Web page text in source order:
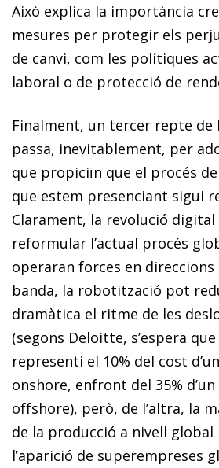
Això explica la importància
mesures per protegir els
de canvi, com les polítiques
laboral o de protecció de
Finalment, un tercer repte de
passa, inevitablement, per
que propiciïn que el procés
que estem presenciant sigui
Clarament, la revolució
reformular l’actual procés
operaran forces en direccions
banda, la robotització pot
dramàtica el ritme de les
(segons Deloitte, s’espera
representi el 10% del cost
onshore, enfront del 35%
offshore), però, de l’altra, la
de la producció a nivell
l’aparició de superempreses